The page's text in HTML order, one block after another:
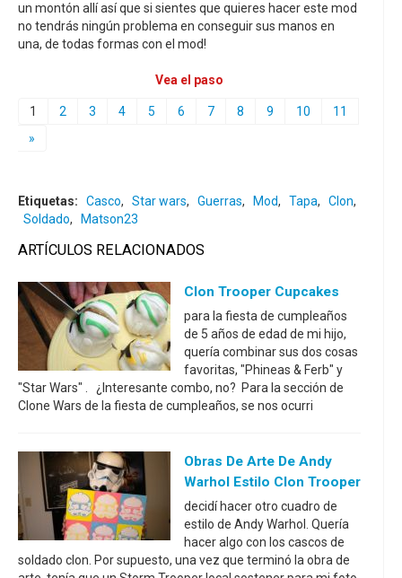
un montón allí así que si sientes que quieres hacer este mod
no tendrás ningún problema en conseguir sus manos en
una, de todas formas con el mod!
Vea el paso
1 2 3 4 5 6 7 8 9 10
11
»
Etiquetas: Casco, Star wars, Guerras, Mod, Tapa, Clon,
Soldado, Matson23
ARTÍCULOS RELACIONADOS
Clon Trooper Cupcakes
para la fiesta de cumpleaños
de 5 años de edad de mi hijo,
quería combinar sus dos cosas
favoritas, "Phineas & Ferb" y
"Star Wars" . ¿Interesante combo, no? Para la sección de
Clone Wars de la fiesta de cumpleaños, se nos ocurri
Obras De Arte De Andy
Warhol Estilo Clon Trooper
decidí hacer otro cuadro de
estilo de Andy Warhol. Quería
hacer algo con los cascos de
soldado clon. Por supuesto, una vez que terminó la obra de